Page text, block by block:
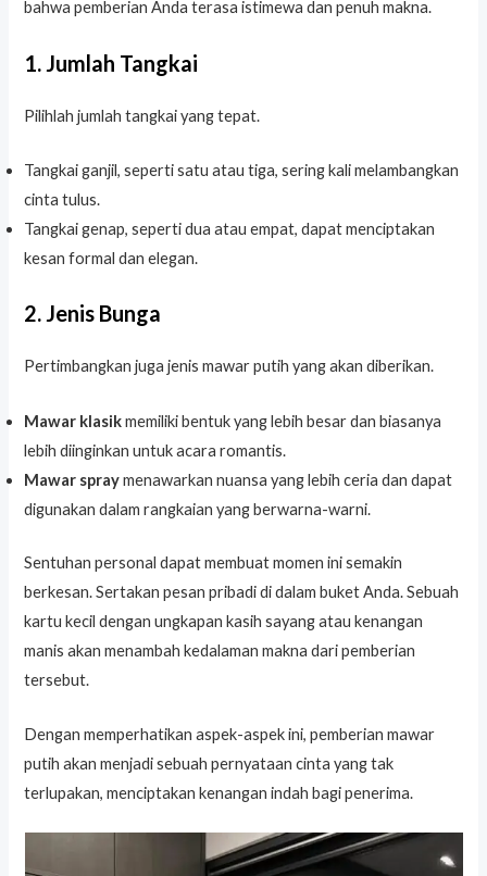
bahwa pemberian Anda terasa istimewa dan penuh makna.
1. Jumlah Tangkai
Pilihlah jumlah tangkai yang tepat.
Tangkai ganjil, seperti satu atau tiga, sering kali melambangkan
cinta tulus.
Tangkai genap, seperti dua atau empat, dapat menciptakan
kesan formal dan elegan.
2. Jenis Bunga
Pertimbangkan juga jenis mawar putih yang akan diberikan.
Mawar klasikmemiliki bentuk yang lebih besar dan biasanya
lebih diinginkan untuk acara romantis.
Mawar spraymenawarkan nuansa yang lebih ceria dan dapat
digunakan dalam rangkaian yang berwarna-warni.
Sentuhan personal dapat membuat momen ini semakin
berkesan. Sertakan pesan pribadi di dalam buket Anda. Sebuah
kartu kecil dengan ungkapan kasih sayang atau kenangan
manis akan menambah kedalaman makna dari pemberian
tersebut.
Dengan memperhatikan aspek-aspek ini, pemberian mawar
putih akan menjadi sebuah pernyataan cinta yang tak
terlupakan, menciptakan kenangan indah bagi penerima.